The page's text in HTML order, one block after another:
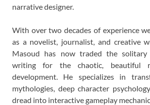
narrative designer.
With over two decades of experience
as a novelist, journalist, and creative
Masoud has now traded the
writing for the chaotic, beautiful
development. He specializes in
mythologies, deep character
dread into interactive gameplay